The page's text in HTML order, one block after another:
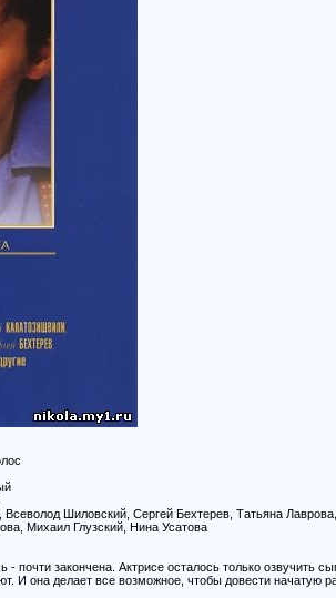
Шиловский, Сергей Бехтерев, Татьяна
Михаил Глузский, Нина Усатова
почти закончена. Актрисе осталось только озвучить
И она делает все возможное, чтобы довести начатую